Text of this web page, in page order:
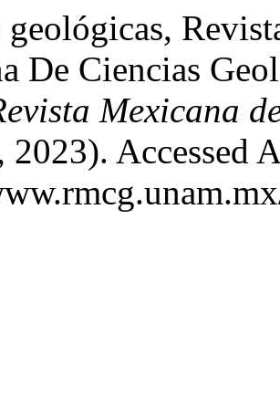
geológicas,
De Ciencias
Mexicana
2023). Accessed